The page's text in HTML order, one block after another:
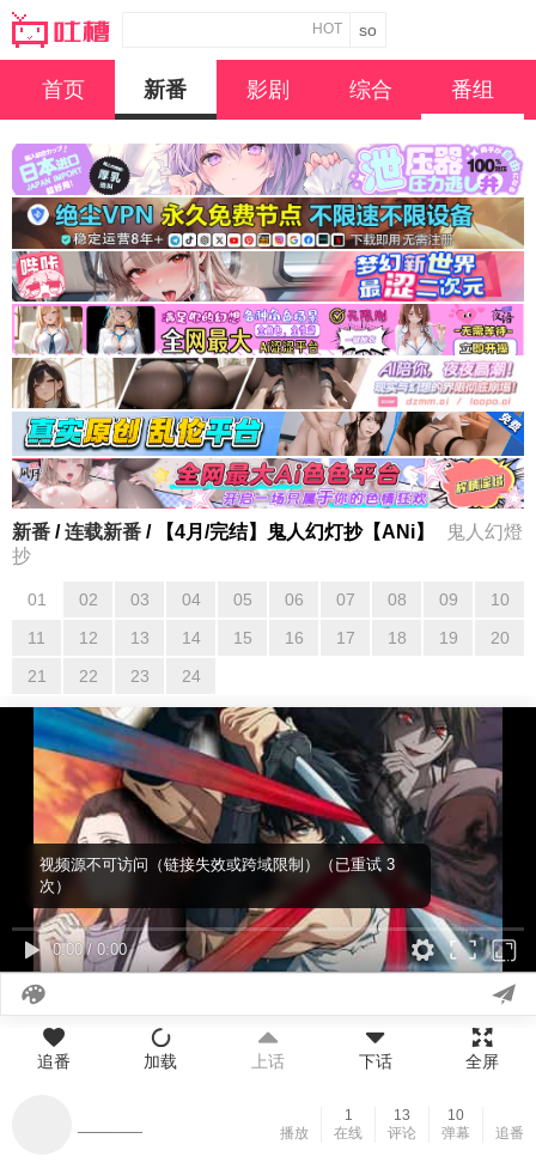
HOT
首页 新番 影剧 综合 番组
新番 /连载新番 / 【4月/完结】鬼人幻灯抄【ANi】
鬼人幻燈
抄
01
01
02
02
03
03
04
04
05
05
06
06
07
07
08
08
09
09
10
10
11
11
12
12
13
13
14
14
15
16
17
18
19
20
21
21
22
22
23
23
24
24
0:00/ 0:00
视频源不可访问（链接失效或跨域限制）（已重试 3
次）
追番 加载 上话 下话 全屏
播放
1
在线
13
评论
10
弹幕
追番